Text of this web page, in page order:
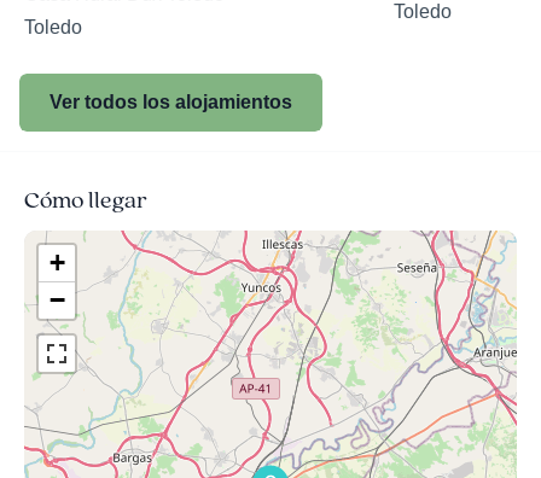
Toledo
Toledo
Ver todos los alojamientos
Cómo llegar
+
−